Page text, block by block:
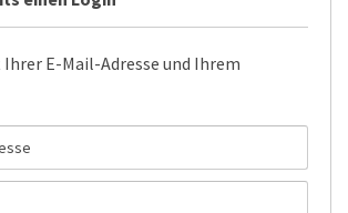
E-Mail-Adresse und Ihrem